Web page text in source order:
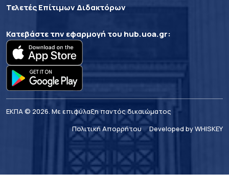
Τελετές Επίτιμων Διδακτόρων
Κατεβάστε την εφαρμογή του hub.uoa.gr:
ΕΚΠΑ © 2026. Με επιφύλαξη παντός δικαιώματος
Πολιτική Απορρήτου
Developed by WHISKEY